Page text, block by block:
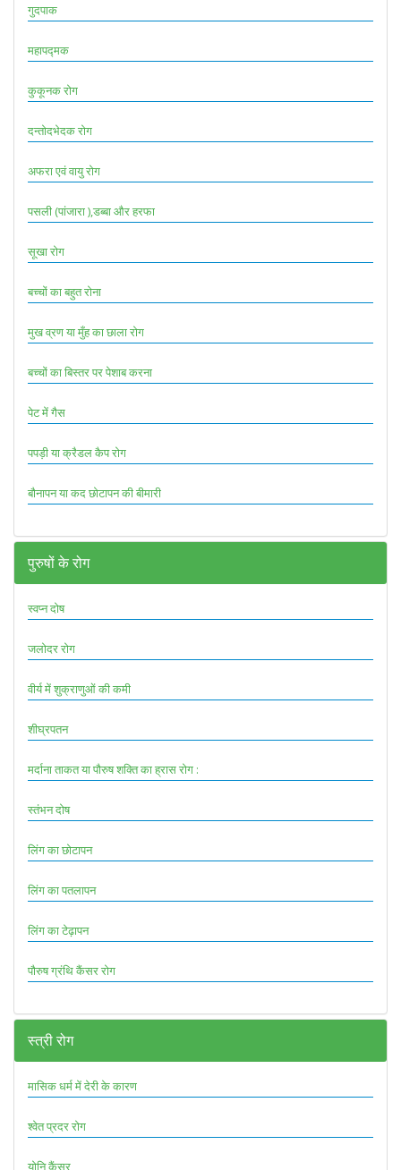
गुदपाक
महापद्मक
कुकूनक रोग
दन्तोदभेदक रोग
अफरा एवं वायु रोग
पसली (पांजारा ),डब्बा और हरफा
सूखा रोग
बच्चों का बहुत रोना
मुख व्रण या मुँह का छाला रोग
बच्चों का बिस्तर पर पेशाब करना
पेट में गैस
पपड़ी या क्रैडल कैप रोग
बौनापन या कद छोटापन की बीमारी
पुरुषों के रोग
स्वप्न दोष
जलोदर रोग
वीर्य में शुक्राणुओं की कमी
शीघ्रपतन
मर्दाना ताकत या पौरुष शक्ति का ह्रास रोग :
स्तंभन दोष
लिंग का छोटापन
लिंग का पतलापन
लिंग का टेढ़ापन
पौरुष ग्रंथि कैंसर रोग
स्त्री रोग
मासिक धर्म में देरी के कारण
श्वेत प्रदर रोग
योनि कैंसर